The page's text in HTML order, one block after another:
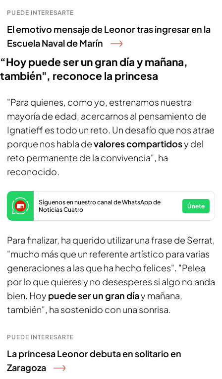
PUEDE INTERESARTE
El emotivo mensaje de Leonor tras ingresar en la
Escuela Naval de Marín
“Hoy puede ser un gran día y mañana,
también", reconoce la princesa
"Para quienes, como yo, estrenamos nuestra
mayoría de edad, acercarnos al pensamiento de
Ignatieff es todo un reto. Un desafío que nos atrae
porque nos habla devalores compartidosy del
reto permanente de la convivencia", ha
reconocido.
Síguenos en nuestro canal de WhatsApp de
Noticias Cuatro
Únete
Para finalizar, ha querido utilizar una frase de Serrat,
"mucho más que un referente artístico para varias
generaciones a las que ha hecho felices". "Pelea
por lo que quieres y no desesperes si algo no anda
bien. Hoy puede ser un gran díay mañana,
también", ha sostenido con una sonrisa.
PUEDE INTERESARTE
La princesa Leonor debuta en solitario en
Zaragoza